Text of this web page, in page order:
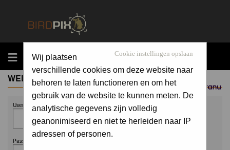
MENU
Sponsored by
Cookie instellingen opslaan
Wij plaatsen
verschillende cookies om deze website naar
behoren te laten functioneren en om het
gebruik van de website te kunnen meten. De
analytische gegevens zijn volledig
geanonimiseerd en niet te herleiden naar IP
adressen of personen.
WELCOME GUEST
Username:
Password: